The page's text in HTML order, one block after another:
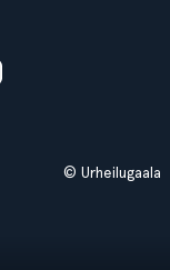
© Urheilugaala